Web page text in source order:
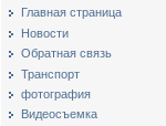
Главная страница
Новости
Обратная связь
Транспорт
фотография
Видеосъемка